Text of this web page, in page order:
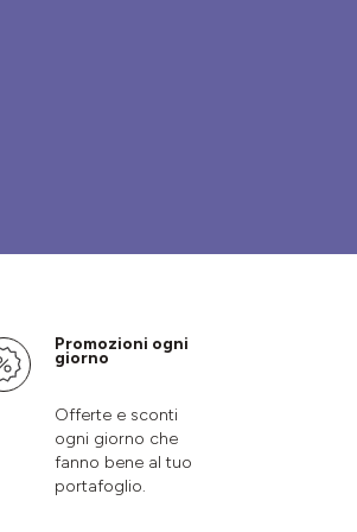
Promozioni ogni
giorno
Offerte e sconti
ogni giorno che
fanno bene al tuo
portafoglio.